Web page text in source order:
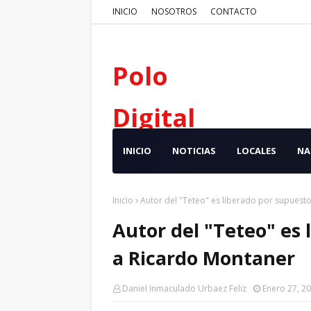
INICIO NOSOTROS CONTACTO
Polo
Digital
INICIO NOTICIAS LOCALES
Inicio Autor del "Teteo" es liberado por
Autor del "Teteo" es
a Ricardo Montaner
Daniel Inmaculado Urbaez Feliz Enero 27,